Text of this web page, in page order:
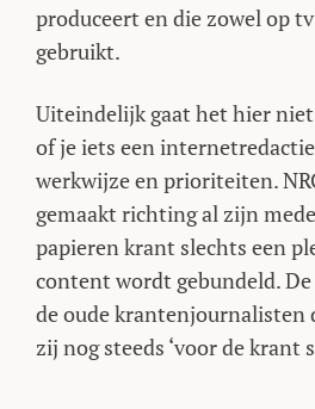
produceert en die zowel op
gebruikt.
Uiteindelijk gaat het hier niet
of je iets een
werkwijze en prioriteiten.
gemaakt richting al zijn
papieren krant slechts een
content wordt gebundeld.
de oude krantenjournalisten
zij nog steeds ‘voor de krant